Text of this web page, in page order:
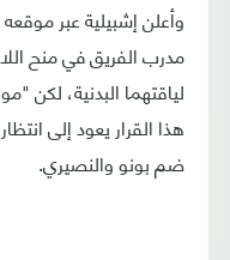
وأعلن إشبيلية عبر موقعه
مدرب الفريق في منح
لياقتهما البدنية، لكن
هذا القرار يعود إلى
ضم بونو والنصيري.